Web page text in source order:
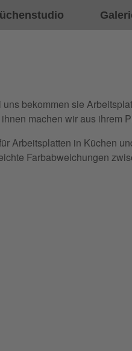
uns bekommen sie
ihnen machen wir aus ihrem
Arbeitsplatten in Küchen
Farbabweichungen